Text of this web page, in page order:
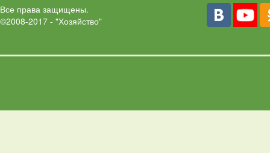
Все права защищены.
©2008-2017 - "Хозяйство"